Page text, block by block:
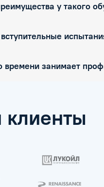
у такого
времени занимает